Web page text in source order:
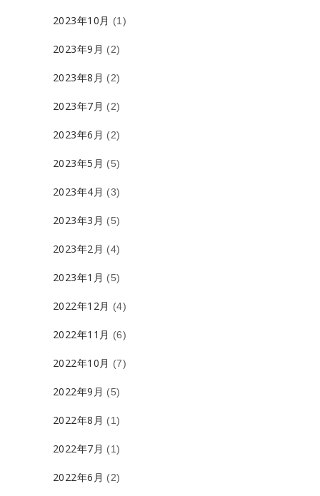
2023年10月 (1)
2023年9月 (2)
2023年8月 (2)
2023年7月 (2)
2023年6月 (2)
2023年5月 (5)
2023年4月 (3)
2023年3月 (5)
2023年2月 (4)
2023年1月 (5)
2022年12月 (4)
2022年11月 (6)
2022年10月 (7)
2022年9月 (5)
2022年8月 (1)
2022年7月 (1)
2022年6月 (2)